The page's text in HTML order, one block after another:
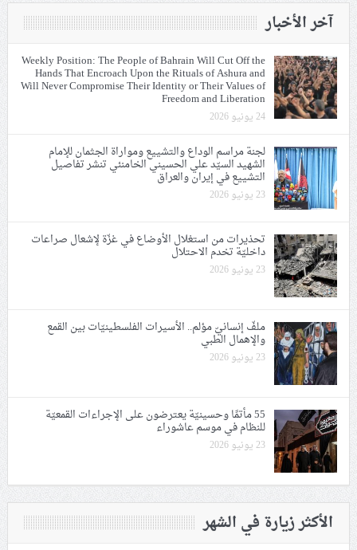
آخر الأخبار
Weekly Position: The People of Bahrain Will Cut Off the
Hands That Encroach Upon the Rituals of Ashura and
Will Never Compromise Their Identity or Their Values of
Freedom and Liberation
24 يونيو 2026
لجنة مراسم الوداع والتشييع ومواراة الجثمان للإمام
الشهيد السيّد علي الحسيني الخامنئي تنشر تفاصيل
التشييع في إيران والعراق
23 يونيو 2026
تحذيرات من استغلال الأوضاع في غزّة لإشعال صراعات
داخليّة تخدم الاحتلال
23 يونيو 2026
ملفّ إنسانيّ مؤلم.. الأسيرات الفلسطينيّات بين القمع
والإهمال الطبي
23 يونيو 2026
55 مأتمًا وحسينيّة يعترضون على الإجراءات القمعيّة
للنظام في موسم عاشوراء
23 يونيو 2026
الأكثر زيارة في الشهر